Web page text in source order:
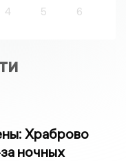
4 5 6
Храброво
ночных